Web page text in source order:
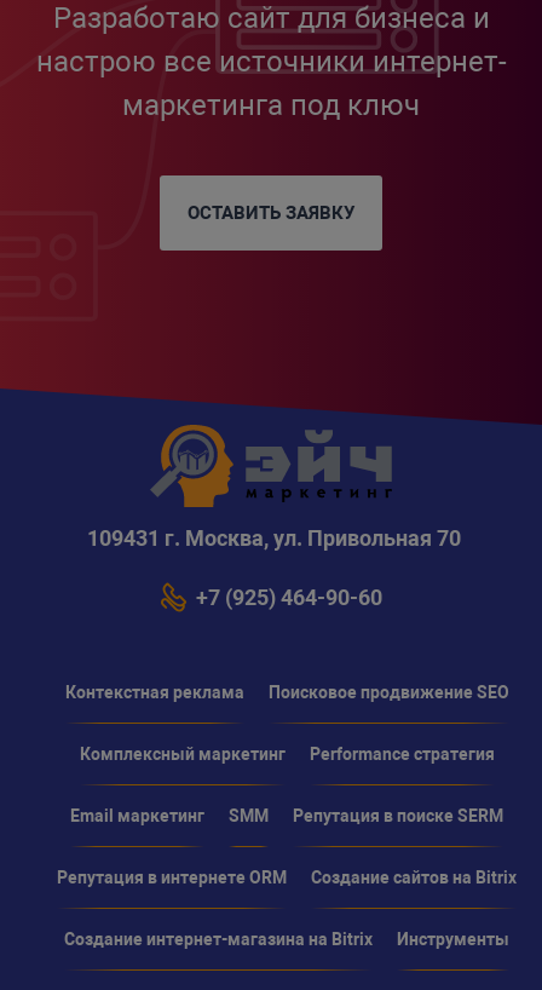
Разработаю сайт для бизнеса и
настрою все источники интернет-
маркетинга под ключ
ОСТАВИТЬ ЗАЯВКУ
109431 г. Москва, ул. Привольная 70
+7 (925) 464-90-60
Контекстная реклама Поисковое продвижение SEO
Комплексный маркетинг Performance стратегия
Email маркетинг SMM Репутация в поиске SERM
Репутация в интернете ORM Создание сайтов на Bitrix
Создание интернет-магазина на Bitrix Инструменты